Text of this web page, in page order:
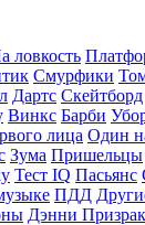
ловкость
Смурфики
Дартс Скейтборд
Винкс Барби
лица Один
Зума Пришельцы
Тест IQ Пасьянс
ПДД
Дэнни Призрак